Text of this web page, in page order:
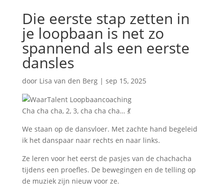
Die eerste stap zetten in
je loopbaan is net zo
spannend als een eerste
dansles
door Lisa van den Berg| sep 15, 2025
Cha cha cha, 2, 3, cha cha cha… 💃
We staan op de dansvloer. Met zachte hand begeleid
ik het danspaar naar rechts en naar links.
Ze leren voor het eerst de pasjes van de chachacha
tijdens een proefles. De bewegingen en de telling op
de muziek zijn nieuw voor ze.